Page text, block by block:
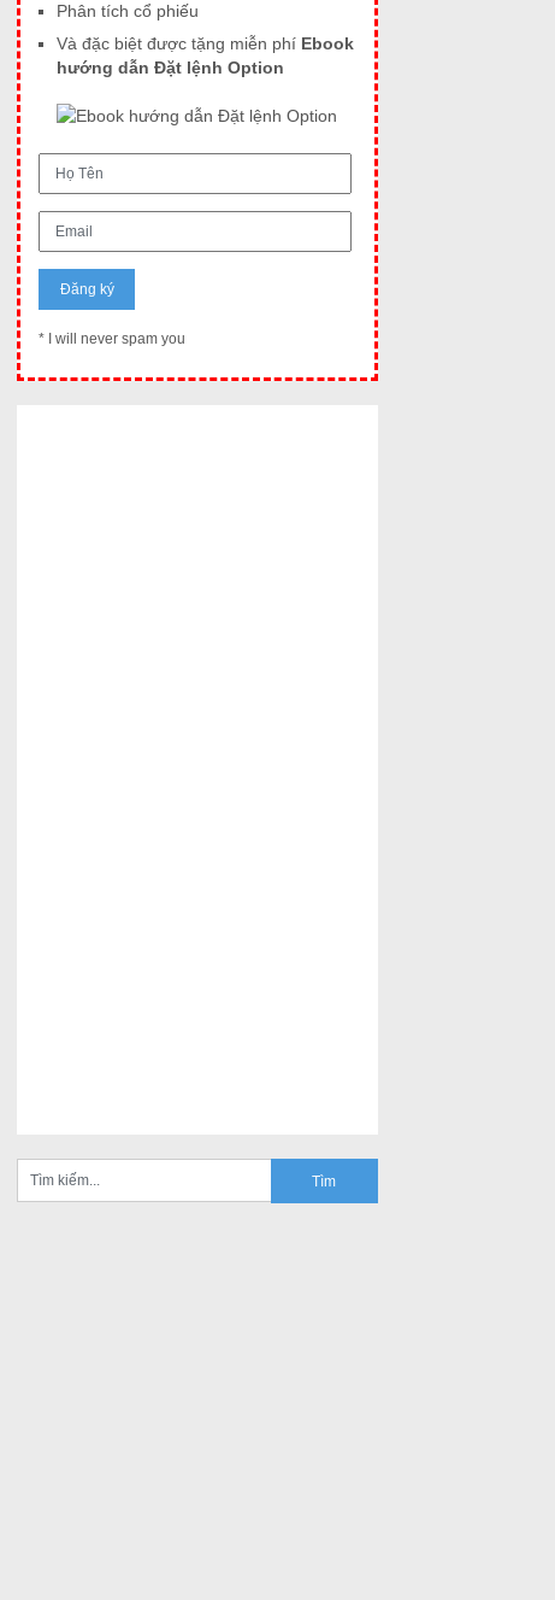
Phân tích cổ phiếu
Và đặc biệt được tặng miễn phí Ebook
hướng dẫn Đặt lệnh Option
* I will never spam you